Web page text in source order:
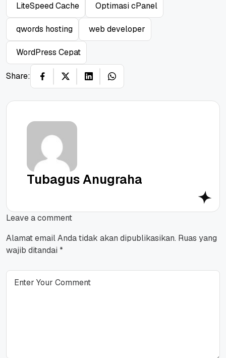
LiteSpeed Cache Optimasi cPanel
qwords hosting web developer
WordPress Cepat
Share:
Tubagus Anugraha
Leave a comment
Alamat email Anda tidak akan dipublikasikan. Ruas yang
wajib ditandai *